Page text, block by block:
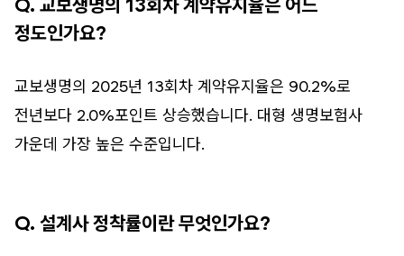
Q. 교보생명의 13회차 계약유지율은 어느
정도인가요?
교보생명의 2025년 13회차 계약유지율은 90.2%로
전년보다 2.0%포인트 상승했습니다. 대형 생명보험사
가운데 가장 높은 수준입니다.
Q. 설계사 정착률이란 무엇인가요?